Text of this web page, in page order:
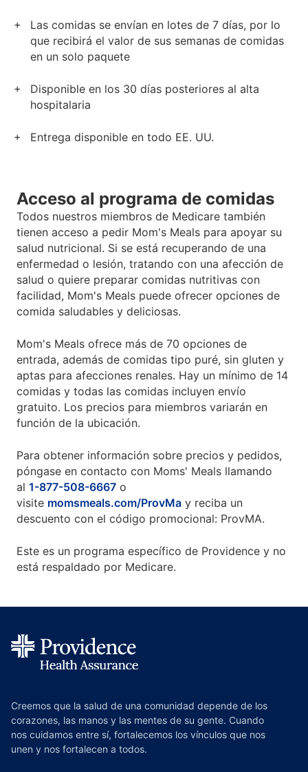
Las comidas se envían en lotes de 7 días, por lo
que recibirá el valor de sus semanas de comidas
en un solo paquete
Disponible en los 30 días posteriores al alta
hospitalaria
Entrega disponible en todo EE. UU.
Acceso al programa de comidas
Todos nuestros miembros de Medicare también
tienen acceso a pedir Mom's Meals para apoyar su
salud nutricional. Si se está recuperando de una
enfermedad o lesión, tratando con una afección de
salud o quiere preparar comidas nutritivas con
facilidad, Mom's Meals puede ofrecer opciones de
comida saludables y deliciosas.
Mom's Meals ofrece más de 70 opciones de
entrada, además de comidas tipo puré, sin gluten y
aptas para afecciones renales. Hay un mínimo de 14
comidas y todas las comidas incluyen envío
gratuito. Los precios para miembros variarán en
función de la ubicación.
Para obtener información sobre precios y pedidos,
póngase en contacto con Moms' Meals llamando
al 1-877-508-6667 o
visite momsmeals.com/ProvMa y reciba un
descuento con el código promocional: ProvMA.
Este es un programa específico de Providence y no
está respaldado por Medicare.
Creemos que la salud de una comunidad depende de los
corazones, las manos y las mentes de su gente. Cuando
nos cuidamos entre sí, fortalecemos los vínculos que nos
unen y nos fortalecen a todos.